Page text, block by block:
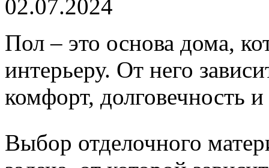
02.07.2024
Пол – это основа дома,
интерьеру. От него
комфорт, долговечность
Выбор отделочного